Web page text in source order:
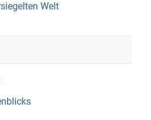
Welt